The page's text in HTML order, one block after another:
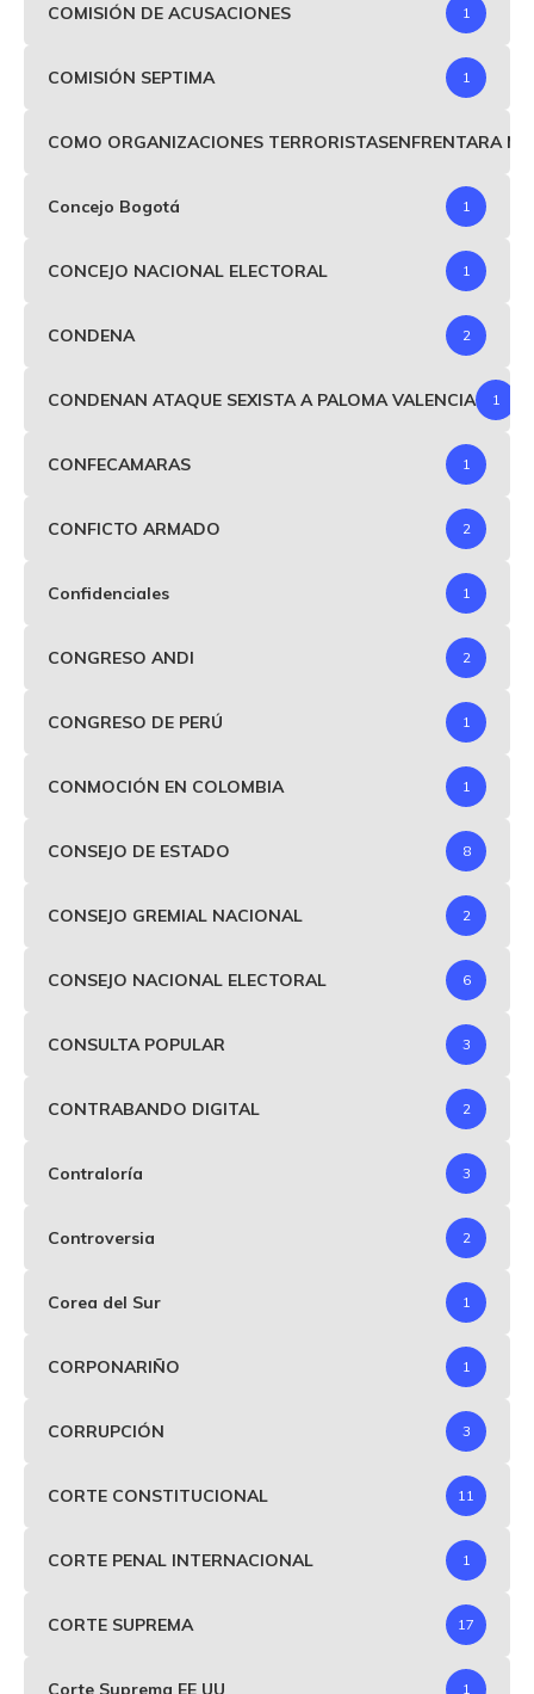
COMISIÓN DE ACUSACIONES 1
COMISIÓN SEPTIMA 1
COMO ORGANIZACIONES TERRORISTASENFRENTARA
Concejo Bogotá 1
CONCEJO NACIONAL ELECTORAL 1
CONDENA 2
CONDENAN ATAQUE SEXISTA A PALOMA VALENCIA 1
CONFECAMARAS 1
CONFICTO ARMADO 2
Confidenciales 1
CONGRESO ANDI 2
CONGRESO DE PERÚ 1
CONMOCIÓN EN COLOMBIA 1
CONSEJO DE ESTADO 8
CONSEJO GREMIAL NACIONAL 2
CONSEJO NACIONAL ELECTORAL 6
CONSULTA POPULAR 3
CONTRABANDO DIGITAL 2
Contraloría 3
Controversia 2
Corea del Sur 1
CORPONARIÑO 1
CORRUPCIÓN 3
CORTE CONSTITUCIONAL 11
CORTE PENAL INTERNACIONAL 1
CORTE SUPREMA 17
Corte Suprema EE UU 1